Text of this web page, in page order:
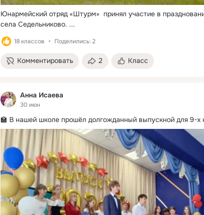
Юнармейский отряд «Штурм»  принял участие в
села Седельниково. ...
18 классов Поделились: 2
Комментировать 2 Класс
Анна Исаева
30 июн
🏫 В нашей школе прошёл долгожданный выпускной для 9-х